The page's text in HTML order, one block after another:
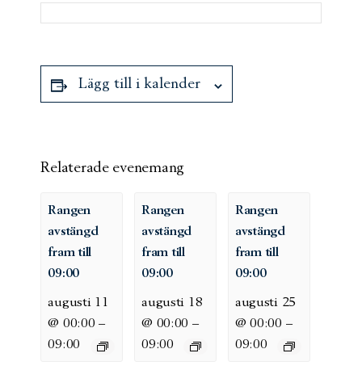
Lägg till i kalender
Relaterade evenemang
Rangen
avstängd
fram till
09:00
augusti 11
@ 00:00 –
09:00
Rangen
avstängd
fram till
09:00
augusti 18
@ 00:00 –
09:00
Rangen
avstängd
fram till
09:00
augusti 25
@ 00:00 –
09:00